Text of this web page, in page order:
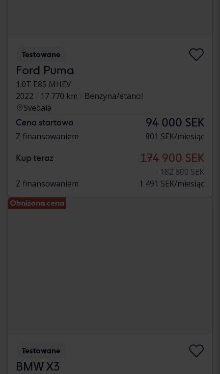
Testowane
Ford Puma
1.0T E85 MHEV
2022
17 770 km
Benzyna/etanol
Svedala
Cena startowa 94 000 SEK
Z finansowaniem 801 SEK/miesiąc
Kup teraz 174 900 SEK
182 800 SEK
Z finansowaniem
1 491 SEK/miesiąc
Obniżona cena
Testowane
BMW X3